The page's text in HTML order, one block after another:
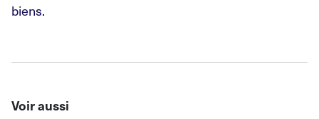
biens.
Voir aussi